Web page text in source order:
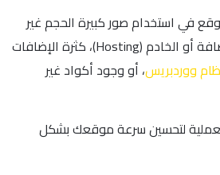
في استخدام صور كبيرة الحجم غير
مضغوطة، ضعف الاستضافة أو الخادم (Hosting)، كثرة الإضافات
ووردبريس، أو وجود أكواد غير
لتحسين سرعة موقعك بشكل